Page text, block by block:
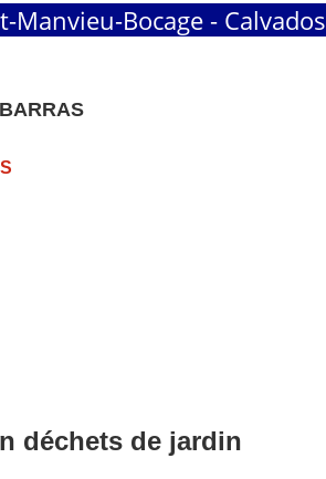
Bocage - Calvados
déchets de jardin